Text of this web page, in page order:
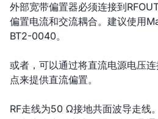
外部宽带偏置器必须连接到
偏置电流和交流耦合。建议使用
BT2-0040。
或者，可以通过将直流电源电压
点来提供直流偏置。
RF走线为50 Ω接地共面波导走线